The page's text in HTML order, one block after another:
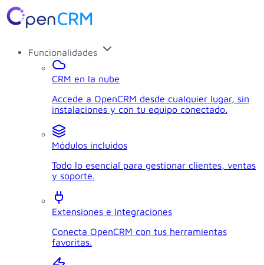
Funcionalidades
CRM en la nube
Accede a OpenCRM desde cualquier lugar, sin
instalaciones y con tu equipo conectado.
Módulos incluidos
Todo lo esencial para gestionar clientes, ventas
y soporte.
Extensiones e Integraciones
Conecta OpenCRM con tus herramientas
favoritas.